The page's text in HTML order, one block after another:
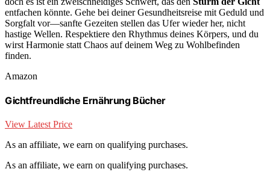
entfachen könnte. Gehe bei deiner Gesundheitsreise mit Geduld und
Sorgfalt vor—sanfte Gezeiten stellen das Ufer wieder her, nicht
hastige Wellen. Respektiere den Rhythmus deines Körpers, und du
wirst Harmonie statt Chaos auf deinem Weg zu Wohlbefinden
finden.
Amazon
Gichtfreundliche Ernährung Bücher
View Latest Price
As an affiliate, we earn on qualifying purchases.
As an affiliate, we earn on qualifying purchases.